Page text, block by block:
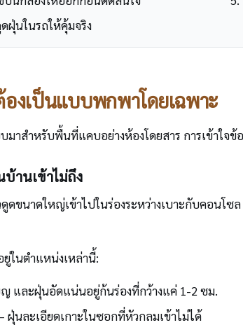
ฝุ่นในรถให้คุ้มจริง
งเป็นแบบพกพาโดยเฉพาะ
าสำหรับพื้นที่แคบอย่างห้องโดยสาร การเข้าใจข้
านเข้าไม่ถึง
นาดใหญ่เข้าไปในร่องระหว่างเบาะกับคอนโซ
ในตำแหน่งเหล่านี้:
และฝุ่นอัดแน่นอยู่ก้นร่องที่กว้างแค่ 1-2 ซม.
นละเอียดเกาะในซอกที่หัวกลมเข้าไม่ได้